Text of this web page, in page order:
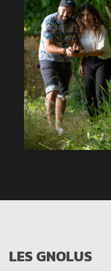
LES GNOLUS